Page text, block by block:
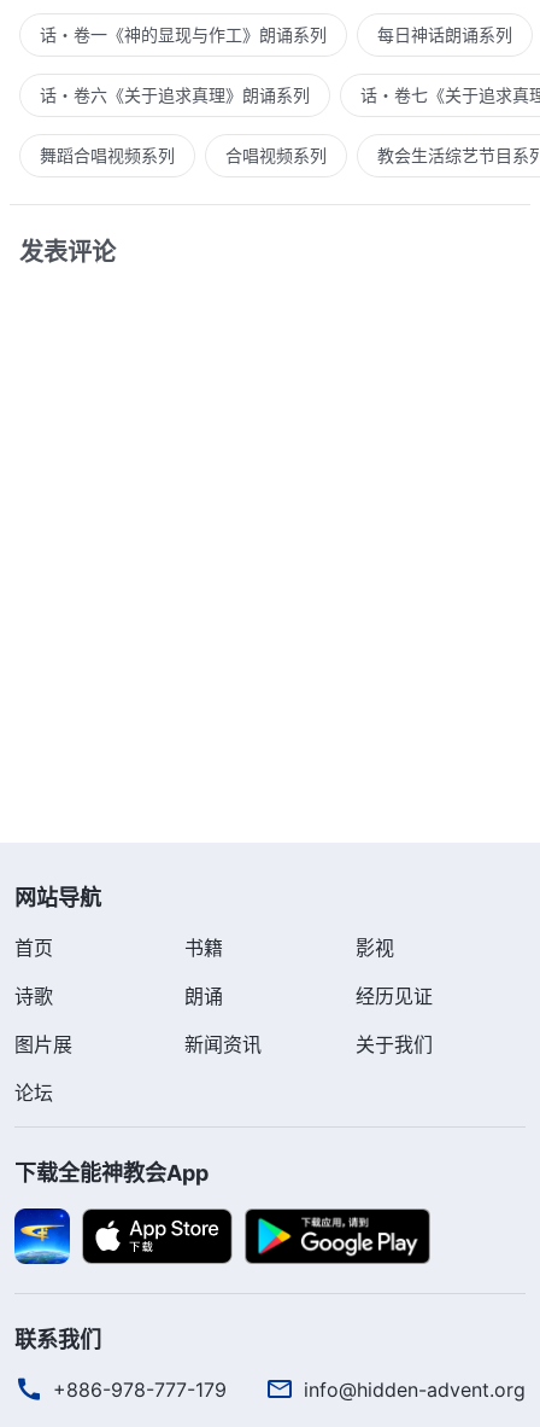
话・卷一《神的显现与作工》朗诵系列 每日神话朗诵系列
话・卷六《关于追求真理》朗诵系列 话・卷七《关于追求真
舞蹈合唱视频系列 合唱视频系列 教会生活综艺节目系
发表评论
网站导航
首页 书籍
影视
诗歌
朗诵
经历见证
图片展
新闻资讯
关于我们
论坛
下载全能神教会App
联系我们
+886-978-777-179 info@hidden-advent.org